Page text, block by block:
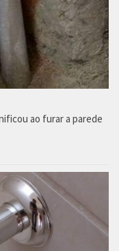
ao furar a parede